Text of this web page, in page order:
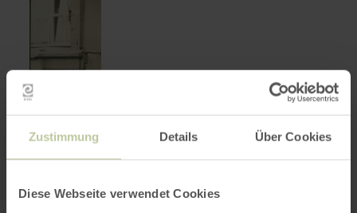
Zustimmung Details Über Cookies
Diese Webseite verwendet Cookies
vanaf
115,00 €
Schönen
Helene